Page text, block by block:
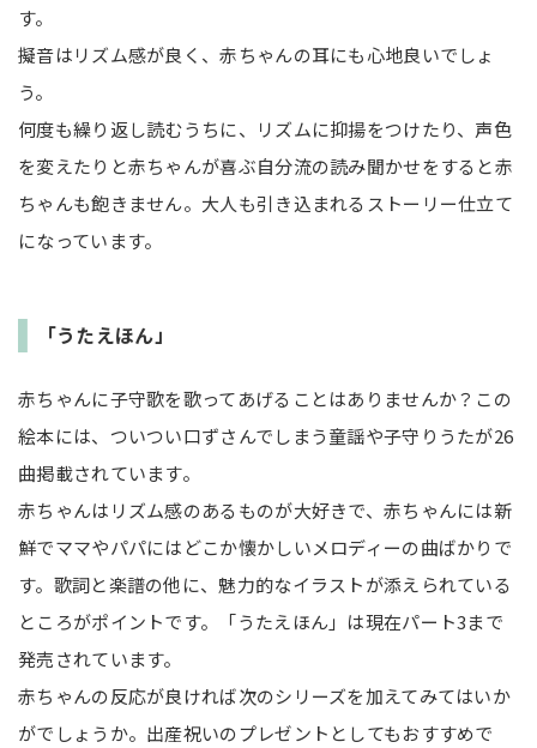
す。
擬音はリズム感が良く、赤ちゃんの耳にも心地良いでしょ
う。
何度も繰り返し読むうちに、リズムに抑揚をつけたり、声色
を変えたりと赤ちゃんが喜ぶ自分流の読み聞かせをすると赤
ちゃんも飽きません。大人も引き込まれるストーリー仕立て
になっています。
「うたえほん」
赤ちゃんに子守歌を歌ってあげることはありませんか？この
絵本には、ついつい口ずさんでしまう童謡や子守りうたが26
曲掲載されています。
赤ちゃんはリズム感のあるものが大好きで、赤ちゃんには新
鮮でママやパパにはどこか懐かしいメロディーの曲ばかりで
す。歌詞と楽譜の他に、魅力的なイラストが添えられている
ところがポイントです。「うたえほん」は現在パート3まで
発売されています。
赤ちゃんの反応が良ければ次のシリーズを加えてみてはいか
がでしょうか。出産祝いのプレゼントとしてもおすすめで